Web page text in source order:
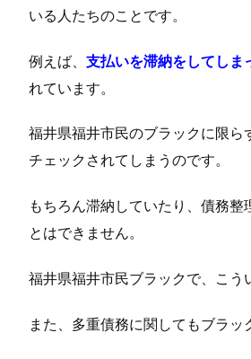
いる人たちのことです。
例えば、 支払いを滞納をしてしま
れています。
福井県福井市民のブラックに限
チェックされてしまうのです。
もちろん滞納していたり、債務
とはできません。
福井県福井市民ブラックで、こう
また、多重債務に関してもブラッ